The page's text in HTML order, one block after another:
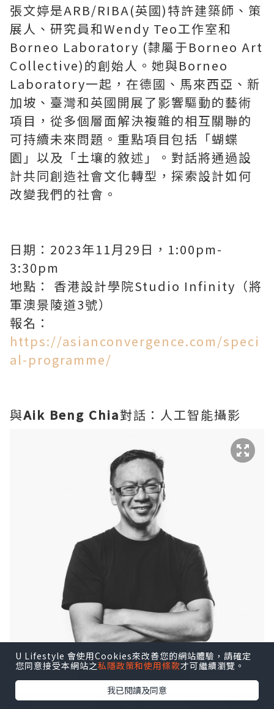
張文婷是ARB/RIBA(英國)特許建築師、策
展人、研究員和Wendy Teo工作室和
Borneo Laboratory (隸屬于Borneo Art
Collective)的創始人。她與Borneo
Laboratory一起，在德國、馬來西亞、新
加坡、臺灣和英國開展了影響驅動的藝術
項目，從多個層面解決複雜的相互關聯的
可持續未來問題。重點項目包括「蝴蝶
園」以及「土壤的敘述」。對話將通過設
計共同創造社會文化轉型，探索設計如何
改變我們的社會。
日期：2023年11月29日，1:00pm-
3:30pm
地點： 香港設計學院Studio Infinity（將
軍澳景陵道3號）
報名：
https://asianconvergence.com/speci
al-programme/
與Aik Beng Chia對話：人工智能攝影
U Lifestyle 會使用Cookies來改善您的網站體驗，請確定
您同意接受本網站之私隱政策和使用條款才可繼續瀏覽。
我已閱讀及同意